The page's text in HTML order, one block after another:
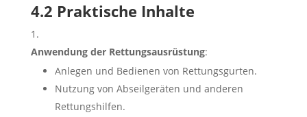
4.2 Praktische Inhalte
Anwendung der Rettungsausrüstung:
Anlegen und Bedienen von Rettungsgurten.
Nutzung von Abseilgeräten und anderen
Rettungshilfen.